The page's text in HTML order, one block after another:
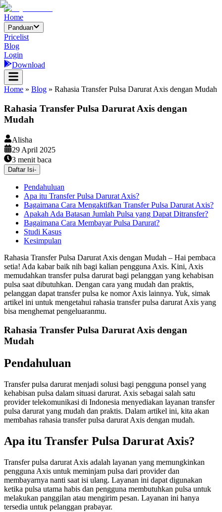
Home
Panduan
Pricelist
Blog
Login
Download
Home » Blog » Rahasia Transfer Pulsa Darurat Axis dengan Mudah
Rahasia Transfer Pulsa Darurat Axis dengan
Mudah
Alisha
29 April 2025
3 menit baca
Daftar Isi-
Pendahuluan
Apa itu Transfer Pulsa Darurat Axis?
Bagaimana Cara Mengaktifkan Transfer Pulsa Darurat Axis?
Apakah Ada Batasan Jumlah Pulsa yang Dapat Ditransfer?
Bagaimana Cara Membayar Pulsa Darurat?
Studi Kasus
Kesimpulan
Rahasia Transfer Pulsa Darurat Axis dengan Mudah – Hai pembaca
setia! Ada kabar baik nih bagi kalian pengguna Axis. Kini, Axis
memudahkan transfer pulsa darurat bagi pelanggan yang kehabisan
pulsa saat dibutuhkan. Dengan cara yang mudah dan praktis,
pelanggan dapat transfer pulsa ke nomor Axis lainnya. Yuk, simak
artikel ini untuk mengetahui rahasia transfer pulsa darurat Axis yang
bisa menghemat pengeluaranmu.
Rahasia Transfer Pulsa Darurat Axis dengan
Mudah
Pendahuluan
Transfer pulsa darurat menjadi solusi bagi pengguna ponsel yang
kehabisan pulsa dalam situasi darurat. Axis sebagai salah satu
provider telekomunikasi di Indonesia menyediakan layanan transfer
pulsa darurat yang mudah dan praktis. Dalam artikel ini, kita akan
membahas rahasia transfer pulsa darurat Axis dengan mudah.
Apa itu Transfer Pulsa Darurat Axis?
Transfer pulsa darurat Axis adalah layanan yang memungkinkan
pengguna Axis untuk meminjam pulsa dari provider dan
membayarnya nanti saat isi ulang. Layanan ini dapat digunakan
ketika pulsa utama habis dan pengguna membutuhkan pulsa untuk
melakukan panggilan atau mengirim pesan. Layanan ini hanya
tersedia untuk pelanggan prabayar.